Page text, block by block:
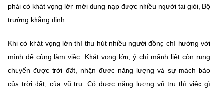
phải có khát vọng lớn mới dung nạp được nhiều người tài giỏi, Bộ
trưởng khẳng định.
Khi có khát vọng lớn thì thu hút nhiều người đồng chí hướng với
mình để cùng làm việc. Khát vọng lớn, ý chí mãnh liệt còn rung
chuyển được trời đất, nhận được năng lượng và sự mách bảo
của trời đất, của vũ trụ. Có được năng lượng vũ trụ thì việc gì